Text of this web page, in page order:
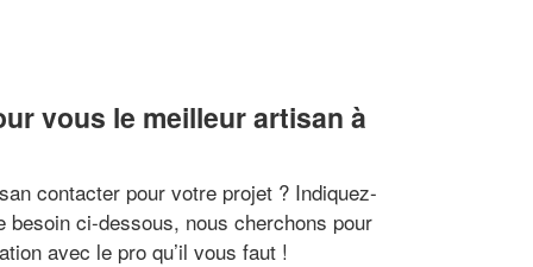
vous le meilleur artisan à
contacter pour votre projet ? Indiquez-
besoin ci-dessous, nous cherchons pour
avec le pro qu’il vous faut !